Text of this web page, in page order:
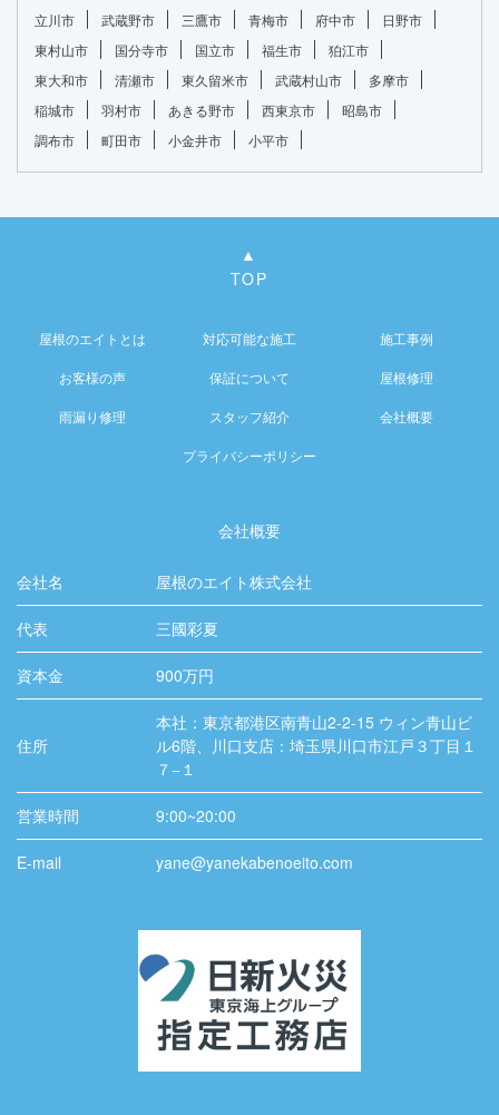
立川市
武蔵野市 三鷹市 青梅市 府中市
日野市
東村山市
国分寺市 国立市 福生市
狛江市
東大和市
清瀬市 東久留米市 武蔵村山市
多摩市
稲城市
羽村市 あきる野市 西東京市
昭島市
調布市
町田市 小金井市 小平市
TOP
屋根のエイトとは 対応可能な施工 施工事例
お客様の声 保証について 屋根修理
雨漏り修理 スタッフ紹介 会社概要
プライバシーポリシー
会社概要
会社名 屋根のエイト株式会社
代表 三國彩夏
資本金 900万円
住所
本社：東京都港区南青山2-2-15 ウィン青山ビ
ル6階、川口支店：埼玉県川口市江戸３丁目１
７−１
営業時間 9:00~20:00
E-mail yane@yanekabenoeito.com